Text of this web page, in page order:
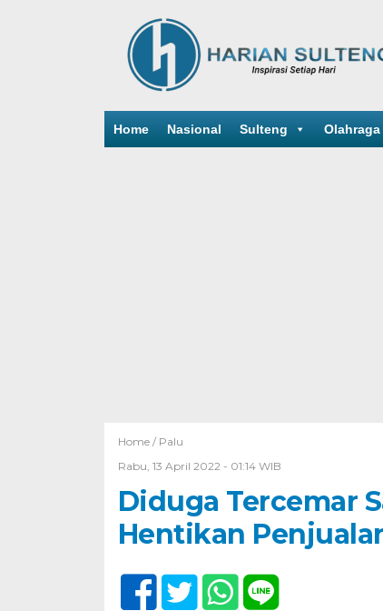
Home Nasional Sulteng Olahraga
Home / Palu
Rabu, 13 April 2022 - 01:14 WIB
Diduga Tercemar
Hentikan